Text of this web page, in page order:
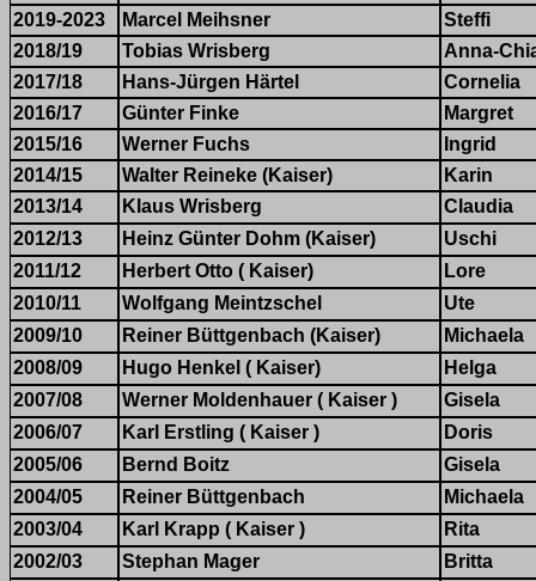
2019-2023
Marcel Meihsner
Steffi
2018/19
Tobias Wrisberg
Anna-
2017/18
Hans-Jürgen Härtel
Cornelia
2016/17
Günter Finke
Margret
2015/16
Werner Fuchs
Ingrid
2014/15
Walter Reineke (Kaiser)
Karin
2013/14
Klaus Wrisberg
Claudia
2012/13
Heinz Günter Dohm (Kaiser)
Uschi
2011/12
Herbert Otto ( Kaiser)
Lore
2010/11
Wolfgang Meintzschel
Ute
2009/10
Reiner Büttgenbach (Kaiser)
Michaela
2008/09
Hugo Henkel ( Kaiser)
Helga
2007/08
Werner Moldenhauer ( Kaiser )
Gisela
2006/07
Karl Erstling ( Kaiser )
Doris
2005/06
Bernd Boitz
Gisela
2004/05
Reiner Büttgenbach
Michaela
2003/04
Karl Krapp ( Kaiser )
Rita
2002/03
Stephan Mager
Britta